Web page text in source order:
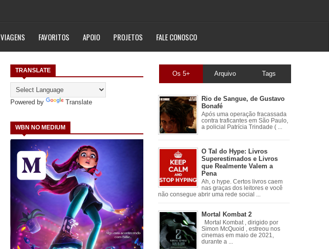
VIAGENS FAVORITOS APOIO PROJETOS FALE CONOSCO
TRANSLATE
Powered by Translate
WBN NO MEDIUM
Os 5+ Arquivo Tags
Rio de Sangue, de Gustavo
Bonafé
Após uma operação fracassada
contra traficantes em São Paulo,
a policial Patrícia Trindade ( ...
O Tal do Hype: Livros
Superestimados e Livros
que Realmente Valem a
Pena
Ah, o hype. Certos livros caem
nas graças dos leitores e você
não consegue abrir uma rede social ...
Mortal Kombat 2
Mortal Kombat , dirigido por
Simon McQuoid , estreou nos
cinemas em maio de 2021,
durante a ...